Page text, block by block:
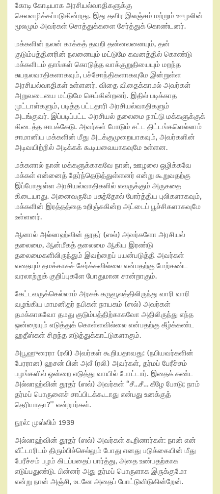
கோடி கோடியாக அரசியல்வாதிகளுக்கு
செலவழிக்கப்படுகின்றது. இது தவிர இலஞ்சம் மற்றும் ஊழலின்
மூலமும் அவர்கள் சொத்துக்களை சேர்த்துக் கொண்டனர்.
மக்களின் நலன் காக்கத் தவறி தன்னலனையும், தன்
குடும்பத்தினரின் நலனையும் மட்டுமே கவனத்தில் கொண்டு
மக்களிடம் தாங்கள் கொடுத்த வாக்குறுதியையும் மறந்த
சுயநலவாதிகளாகவும், பச்சோந்திகளாகவுமே இன்றுள்ள
அரசியல்வாதிகள் உள்ளனர். விதை விதைக்காமல் அவர்கள்
அறுவடையை மட்டுமே செய்கின்றனர். இதில் படிக்காத
முட்டாள்களும், படித்த பட்டதாரி அரசியல்வாதிகளும்
அடங்குவர். இப்படிப்பட்ட அரசியல் தலைமை நாட்டு மக்களுக்குக்
கிடைத்த சாபக்கேடு. அவர்கள் போடும் சட்ட திட்டங்களெல்லாம்
சாமானிய மக்களின் மீது அடக்குமுறையாகவும், அவர்களின்
அடிவயிற்றில் அடிக்கக் கூடியவையாகவுமே உள்ளன.
மக்களால் நான் மக்களுக்காகவே நான், ஊழலை ஒழிக்கவே
மக்கள் என்னைத் தேர்ந்தெடுத்துள்ளனர் என்று கூறுவதற்கு
இப்போதுள்ள அரசியல்வாதிகளில் எவருக்கும் அருகதை
கிடையாது. அனைவருமே பசுத்தோல் போர்த்திய புலிகளாகவும்,
மக்களின் இரத்தத்தை உறிஞ்சுகின்ற அட்டைப் பூச்சிகளாகவுமே
உள்ளனர்.
ஆனால் அல்லாஹ்வின் தூதர் (ஸல்) அவர்களோ அரசியல்
தலைமை, ஆன்மீகத் தலைமை ஆகிய இரண்டு
தலைமைகளிலிருந்தும் இவற்றைப் பயன்படுத்தி அவர்கள்
எதையும் தமக்காகச் சேர்க்கவில்லை என்பதற்கு மேற்கண்ட
வரலாற்றுக் குறிப்புகளே போதுமான சான்றாகும்.
கேட்டவருக்கெல்லாம் அரசுக் கருவூலத்திலிருந்து வாரி வாரி
வழங்கிய மாமனிதர் நபிகள் நாயகம் (ஸல்) அவர்கள்
தமக்காகவோ தமது குடும்பத்திற்காகவோ அதிலிருந்து எந்த
ஒன்றையும் எடுத்துக் கொள்ளவில்லை என்பதற்கு கீழ்க்கண்ட
ஹதீஸ்கள் சிறந்த எடுத்துக்காட்டுகளாகும்.
அபூஹுரைரா (ரலி) அவர்கள் கூறியதாவது: (நபியவர்களின்
பேரரான) ஹசன் பின் அலீ (ரலி) அவர்கள், தர்மப் பேரீச்சம்
பழங்களில் ஒன்றை எடுத்து வாயில் போட்டார். இதைக் கண்ட
அல்லாஹ்வின் தூதர் (ஸல்) அவர்கள் “சீ…சீ… கீழே போடு; நாம்
தர்மப் பொருளைச் சாப்பிடக்கூடாது என்பது உனக்குத்
தெரியாதா?’’ என்றார்கள்.
நூல்: முஸ்லிம் 1939
அல்லாஹ்வின் தூதர் (ஸல்) அவர்கள் கூறினார்கள்: நான் என்
வீட்டாரிடம் திரும்பிச்செல்லும் போது எனது படுக்கையின் மீது
பேரீச்சம் பழம் கிடப்பதைப் பார்த்து, அதை உண்பதற்காக
எடுப்பதுண்டு. பின்னர் அது தர்மப் பொருளாக இருக்குமோ
என்று நான் அஞ்சி, உடனே அதைப் போட்டுவிடுகின்றேன்.